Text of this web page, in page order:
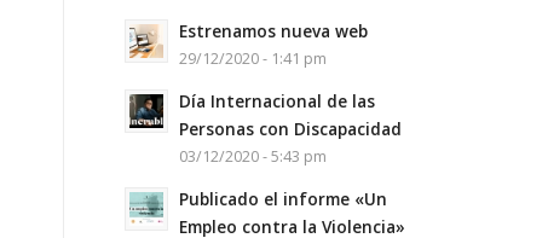
Estrenamos nueva web
29/12/2020 - 1:41 pm
Día Internacional de las
Personas con Discapacidad
03/12/2020 - 5:43 pm
Publicado el informe «Un
Empleo contra la Violencia»